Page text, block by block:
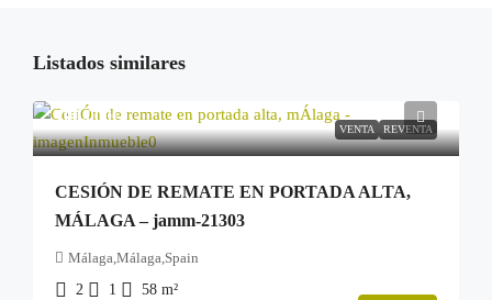
Listados similares
VENTA REVENTA
100.000€
CESIÓN DE REMATE EN PORTADA ALTA,
MÁLAGA – jamm-21303
Málaga,Málaga,Spain
2
1 58 m²